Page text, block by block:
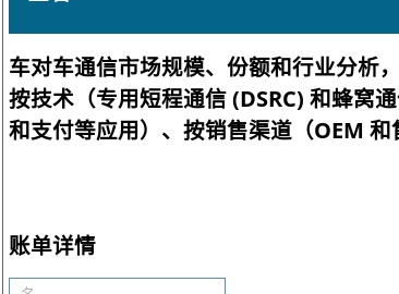
车对车通信市场规模、份额和行业分析
按技术（专用短程通信 (DSRC) 和蜂窝
和支付等应用）、按销售渠道（OEM
账单详情